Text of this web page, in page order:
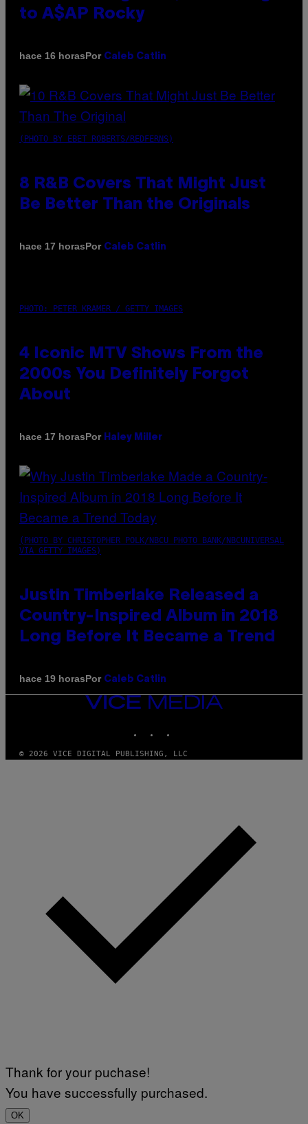
to A$AP Rocky
hace 16 horasPor Caleb Catlin
(PHOTO BY EBET ROBERTS/REDFERNS)
8 R&B Covers That Might Just
Be Better Than the Originals
hace 17 horasPor Caleb Catlin
PHOTO: PETER KRAMER / GETTY IMAGES
4 Iconic MTV Shows From the
2000s You Definitely Forgot
About
hace 17 horasPor Haley Miller
(PHOTO BY CHRISTOPHER POLK/NBCU PHOTO BANK/NBCUNIVERSAL
VIA GETTY IMAGES)
Justin Timberlake Released a
Country-Inspired Album in 2018
Long Before It Became a Trend
hace 19 horasPor Caleb Catlin
VICE
MEDIA
© 2026 VICE DIGITAL PUBLISHING, LLC
Thank for your puchase!
You have successfully purchased.
OK